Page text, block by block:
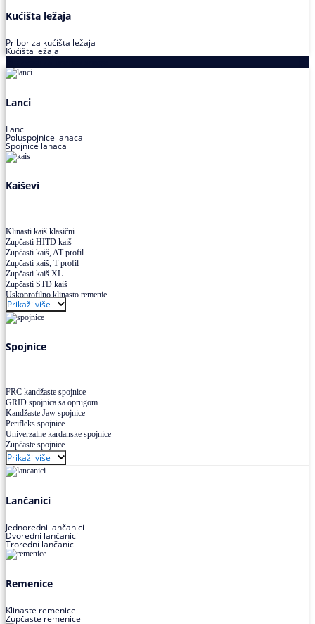
Kućišta ležaja
Pribor za kućišta ležaja
Kućišta ležaja
Lanci
Lanci
Poluspojnice lanaca
Spojnice lanaca
Kaiševi
Klinasti kaiš klasični
Zupčasti HITD kaiš
Zupčasti kaiš, AT profil
Zupčasti kaiš, T profil
Zupčasti kaiš XL
Zupčasti STD kaiš
Uskoprofilno klinasto remenje
Uskoprofilno klinasto remenje spojeno
Uskoprofilno klinasto remenje XP extra power
Višekanalno remenje PJ,PK
Prikaži više
Spojnice
FRC kandžaste spojnice
GRID spojnica sa oprugom
Kandžaste Jaw spojnice
Perifleks spojnice
Univerzalne kardanske spojnice
Zupčaste spojnice
Prikaži više
Lančanici
Jednoredni lančanici
Dvoredni lančanici
Troredni lančanici
Remenice
Klinaste remenice
Zupčaste remenice